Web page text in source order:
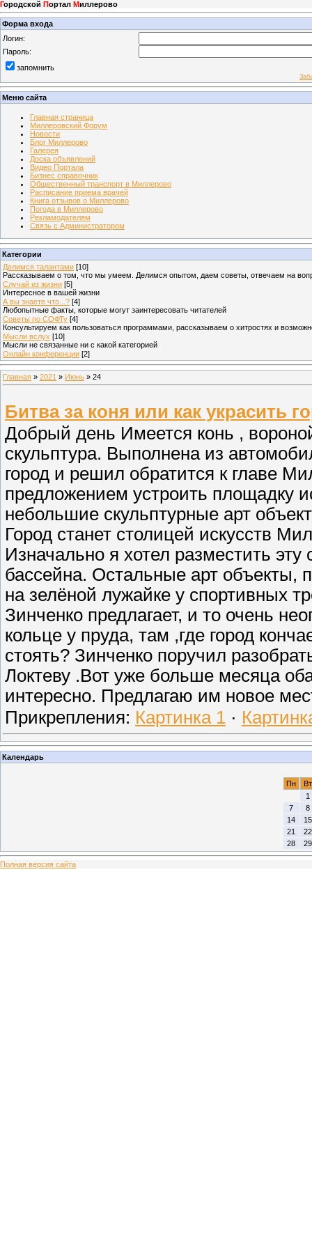
Городской Портал Миллерово
Форма входа
Логин:
Пароль:
запомнить
Меню сайта
Главная страница
Миллеровский Форум
Новости
Блог Миллерово
Галерея
Доска объявлений
Видео Портала
Бизнес справочник
Общественный транспорт в Миллерово
Расписание приема врачей
Книга отзывов о Миллерово
Погода в Миллерово
Рекламодателям
Связь с Администратором
Категории
Делимся талантами [10]
Рассказываем о том, что мы умеем. Делимся опытом, даем советы, отвечаем на
Случай из жизни [5]
Интересное в вашей жизни
А вы знаете что...? [4]
Любопытные факты, которые могут заинтересовать читателей
Советы по СОФТу [4]
Консультируем как пользоваться программами, рассказываем о хитростях и
Мысли вслух [10]
Мысли не связанные ни с какой категорией
Онлайн конференции [2]
Главная » 2021 » Июнь » 24
Битва за коня или как украсить
Добрый день Имеется конь ,
скульптура. Выполнена из
город и решил обратится к главе
предложением устроить площадку
небольшие скульптурные арт
Город станет столицей искусств
Изначально я хотел разместить
бассейна. Остальные арт объекты,
на зелёной лужайке у спортивных
Зинченко предлагает, и то очень
кольце у пруда, там ,где город
стоять? Зинченко поручил
Локтеву .Вот уже больше месяца
интересно. Предлагаю им новое
Прикрепления: Картинка 1 ·
Календарь
Пн
Вт
1
7
8
14
15
21
22
28
29
Полная версия сайта